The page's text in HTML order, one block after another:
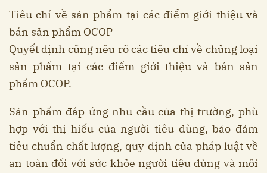
Tiêu chí về sản phẩm tại các điểm giới thiệu và
bán sản phẩm OCOP
Quyết định cũng nêu rõ các tiêu chí về chủng loại
sản phẩm tại các điểm giới thiệu và bán sản
phẩm OCOP.
Sản phẩm đáp ứng nhu cầu của thị trường, phù
hợp với thị hiếu của người tiêu dùng, bảo đảm
tiêu chuẩn chất lượng, quy định của pháp luật về
an toàn đối với sức khỏe người tiêu dùng và môi